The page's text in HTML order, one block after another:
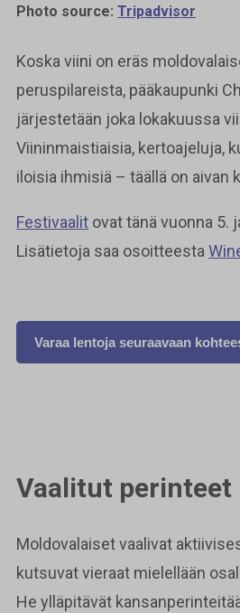
Photo source: Tripadvisor
Koska viini on eräs
peruspilareista, pääkaupunki
järjestetään joka lokakuussa
Viininmaistiaisia, kertoajeluja,
iloisia ihmisiä – täällä on aivan
Festivaalit ovat tänä vuonna 5.
Lisätietoja saa osoitteesta
Varaa lentoja seuraavaan
Vaalitut perinteet
Moldovalaiset vaalivat
kutsuvat vieraat mielellään
He ylläpitävät